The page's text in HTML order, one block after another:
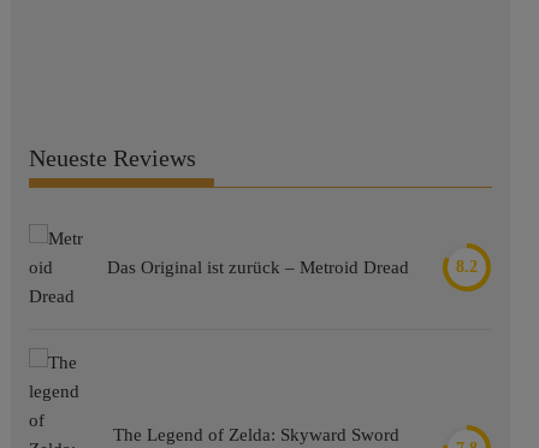
Neueste Reviews
Das Original ist zurück – Metroid Dread 8.2
The Legend of Zelda: Skyward Sword